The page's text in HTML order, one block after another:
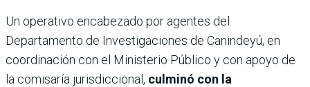
Un operativo encabezado por agentes del
Departamento de Investigaciones de Canindeyú, en
coordinación con el Ministerio Público y con apoyo de
la comisaría jurisdiccional, culminó con la